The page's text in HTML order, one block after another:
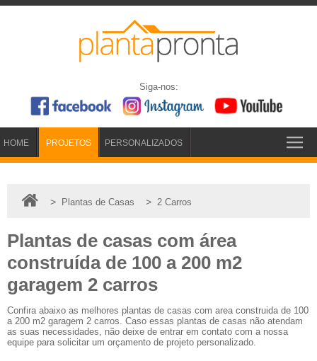
Siga-nos:
HOME PROJETOS PERSONALIZADOS
> Plantas de Casas > 2 Carros
Plantas de casas com área
construída de 100 a 200 m2
garagem 2 carros
Confira abaixo as melhores plantas de casas com area construida de 100
a 200 m2 garagem 2 carros. Caso essas plantas de casas não atendam
as suas necessidades, não deixe de entrar em contato com a nossa
equipe para solicitar um orçamento de projeto personalizado.